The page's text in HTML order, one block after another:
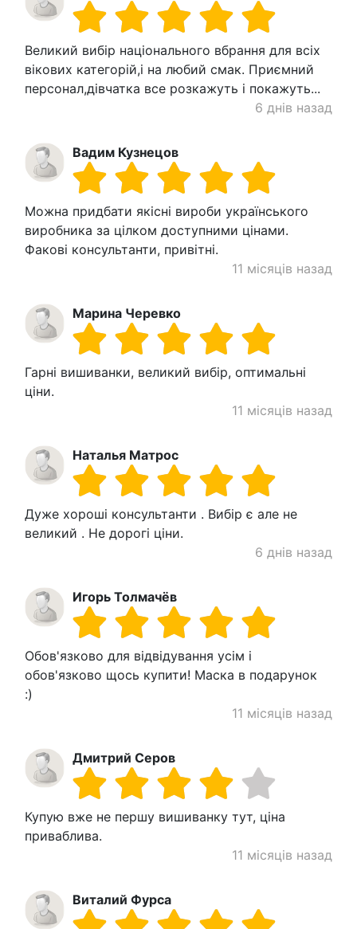
Великий вибір національного вбрання для всіх
вікових категорій,і на любий смак. Приємний
персонал,дівчатка все розкажуть і покажуть...
6 днів назад
Вадим Кузнецов
Можна придбати якісні вироби українського
виробника за цілком доступними цінами.
Факові консультанти, привітні.
11 місяців назад
Марина Черевко
Гарні вишиванки, великий вибір, оптимальні
ціни.
11 місяців назад
Наталья Матрос
Дуже хороші консультанти . Вибір є але не
великий . Не дорогі ціни.
6 днів назад
Игорь Толмачёв
Обов'язково для відвідування усім і
обов'язково щось купити! Маска в подарунок
:)
11 місяців назад
Дмитрий Серов
Купую вже не першу вишиванку тут, ціна
приваблива.
11 місяців назад
Виталий Фурса